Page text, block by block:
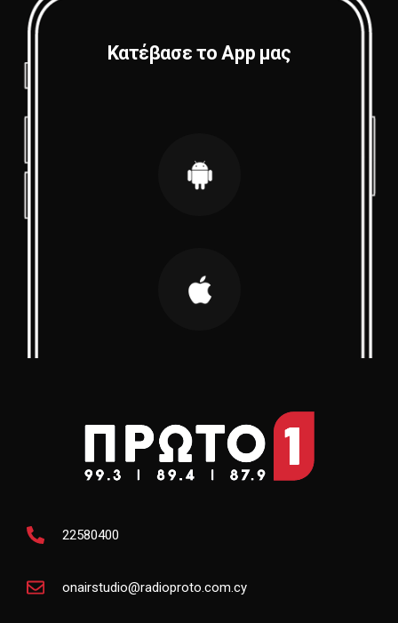
Κατέβασε το App μας
22580400
onairstudio@radioproto.com.cy